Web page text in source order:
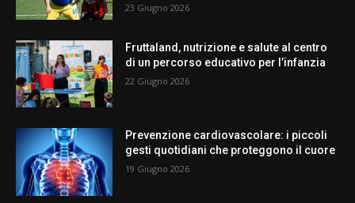
23 Giugno 2026
Fruttaland, nutrizione e salute al centro
di un percorso educativo per l’infanzia
22 Giugno 2026
Prevenzione cardiovascolare: i piccoli
gesti quotidiani che proteggono il cuore
19 Giugno 2026